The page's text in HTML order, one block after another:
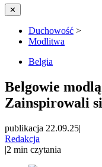
✕
Duchowość >
Modlitwa
Belgia
Belgowie
Zainspirowali
publikacja 22.09.25|
Redakcja
|2 min czytania